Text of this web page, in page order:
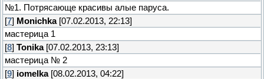
№1. Потрясающе красивы алые паруса.
[7] Monichka[07.02.2013, 22:13]
мастерица 1
[8] Tonika[07.02.2013, 23:13]
мастерица № 2
[9] iomelka[08.02.2013, 04:22]